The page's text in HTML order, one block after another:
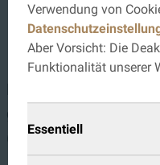
gebürstet,
(O35)
Diese Produkte
interessieren...
Verwendung von
Aber Vorsicht: Die
Funktionalität unserer
Essentiell